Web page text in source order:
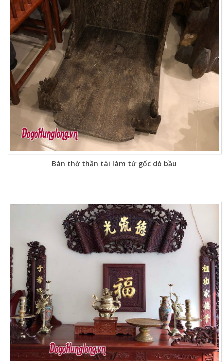
THỐNG
CỬA
HÀNG
TRỢ
GIÚP
LIÊN
HỆ
HÀNG
Bàn thờ thần tài làm từ gốc dó bầu